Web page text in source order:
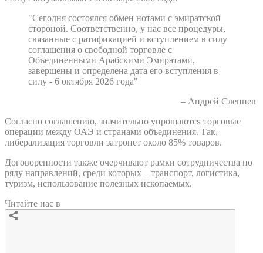
"Сегодня состоялся обмен нотами с эмиратской
стороной. Соответственно, у нас все процедуры,
связанные с ратификацией и вступлением в силу
соглашения о свободной торговле с
Объединенными Арабскими Эмиратами,
завершены и определена дата его вступления в
силу - 6 октября 2026 года"
– Андрей Слепнев
Согласно соглашению, значительно упрощаются торговые
операции между ОАЭ и странами объединения. Так,
либерализация торговли затронет около 85% товаров.
Договоренности также очерчивают рамки сотрудничества по
ряду направлений, среди которых – транспорт, логистика,
туризм, использование полезных ископаемых.
Читайте нас в